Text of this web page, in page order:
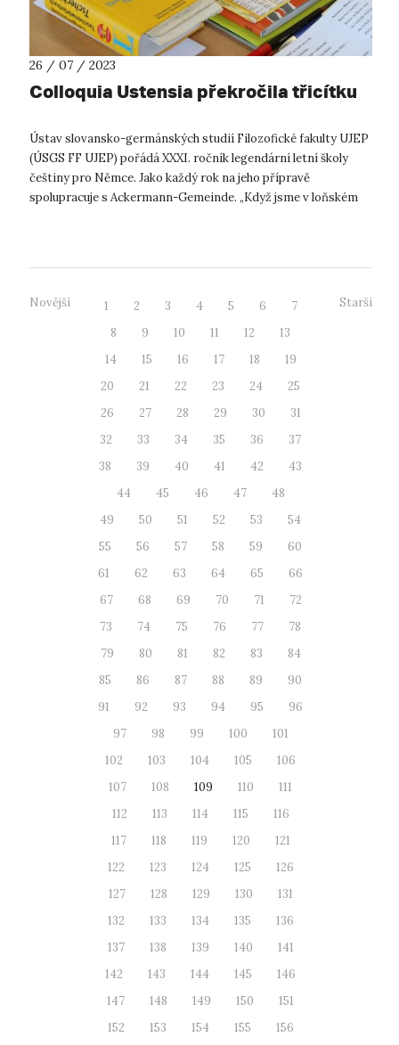
26 / 07 / 2023
Colloquia Ustensia překročila třicítku
Ústav slovansko-germánských studií Filozofické fakulty UJEP
(ÚSGS FF UJEP) pořádá XXXI. ročník legendární letní školy
češtiny pro Němce. Jako každý rok na jeho přípravě
spolupracuje s Ackermann-Gemeinde. „Když jsme v loňském
Novější 1 2 3 4 5 6
7
8
9 10 11 12
13
14
15 16 17 18
19
20
21 22 23 24
25
26
27 28 29 30
31
32
33 34 35 36
37
38
39 40 41 42
43
44
45 46 47
48
49
50 51 52 53
54
55
56 57 58 59
60
61
62 63 64 65
66
67
68 69 70 71
72
73
74 75 76 77
78
79
80 81 82 83
84
85
86 87 88 89
90
91
92 93 94 95
96
97
98 99 100
101
102
103 104 105
106
107
108 109 110
111
112
113 114 115
116
117
118 119 120
121
122
123 124 125
126
127
128 129 130
131
132
133 134 135
136
137
138 139 140
141
142
143 144 145
146
147
148 149 150
151
152
153 154 155
156
Starší